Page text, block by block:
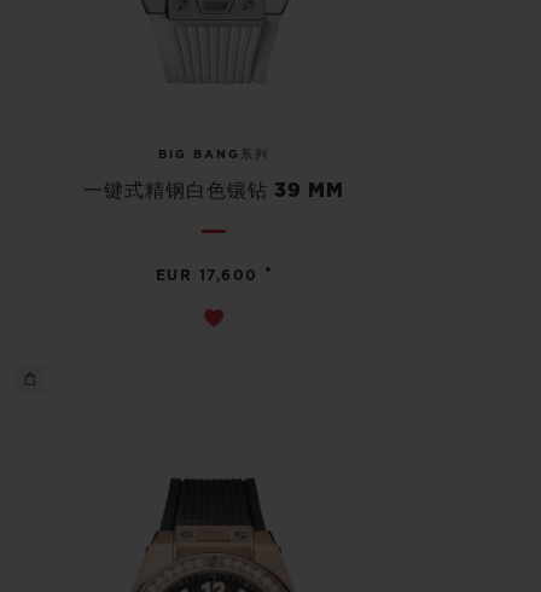
BIG BANG系列
一键式精钢白色镶钻 39 MM
EUR 17,600 •